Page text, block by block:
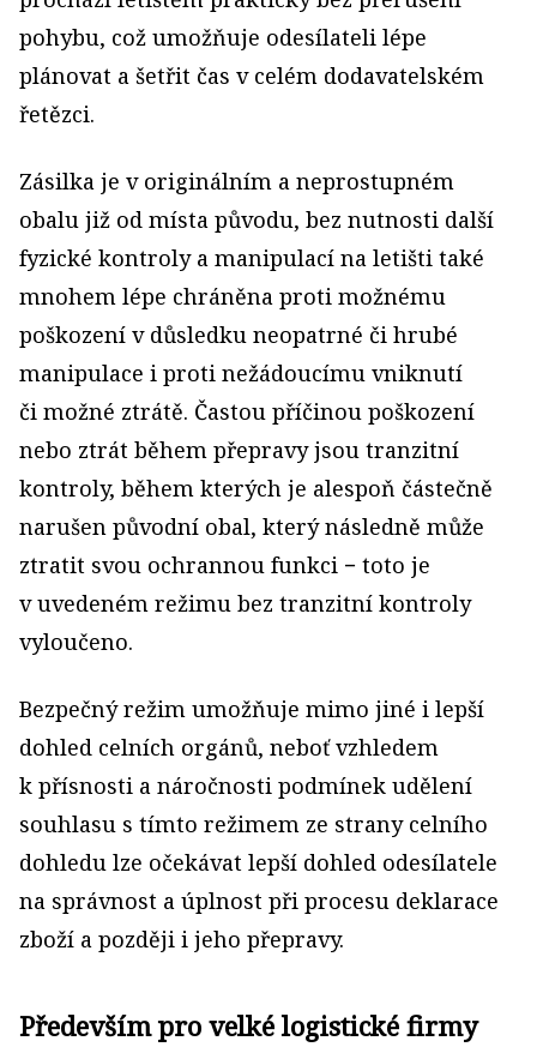
pohybu, což umožňuje odesílateli lépe
plánovat a šetřit čas v celém dodavatelském
řetězci.
Zásilka je v originálním a neprostupném
obalu již od místa původu, bez nutnosti další
fyzické kontroly a manipulací na letišti také
mnohem lépe chráněna proti možnému
poškození v důsledku neopatrné či hrubé
manipulace i proti nežádoucímu vniknutí
či možné ztrátě. Častou příčinou poškození
nebo ztrát během přepravy jsou tranzitní
kontroly, během kterých je alespoň částečně
narušen původní obal, který následně může
ztratit svou ochrannou funkci − toto je
v uvedeném režimu bez tranzitní kontroly
vyloučeno.
Bezpečný režim umožňuje mimo jiné i lepší
dohled celních orgánů, neboť vzhledem
k přísnosti a náročnosti podmínek udělení
souhlasu s tímto režimem ze strany celního
dohledu lze očekávat lepší dohled odesílatele
na správnost a úplnost při procesu deklarace
zboží a později i jeho přepravy.
Především pro velké logistické firmy